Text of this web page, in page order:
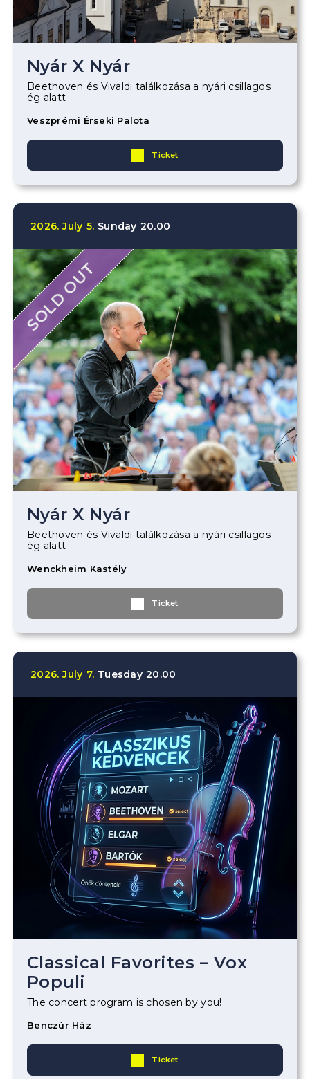
Nyár X Nyár
Beethoven és Vivaldi találkozása a nyári csillagos
ég alatt
Veszprémi Érseki Palota
Ticket
2026. July 5. Sunday 20.00
SOLD OUT
Nyár X Nyár
Beethoven és Vivaldi találkozása a nyári csillagos
ég alatt
Wenckheim Kastély
Ticket
2026. July 7. Tuesday 20.00
Classical Favorites – Vox
Populi
The concert program is chosen by you!
Benczúr Ház
Ticket